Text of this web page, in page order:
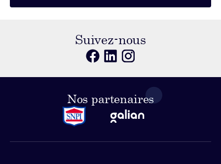
Suivez-nous
Nos partenaires